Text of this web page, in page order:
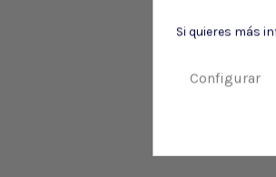
Si quieres más
Configurar